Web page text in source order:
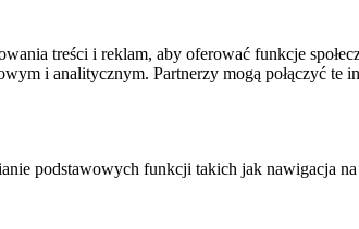
treści i reklam, aby oferować funkcje
i analitycznym. Partnerzy mogą połączyć
podstawowych funkcji takich jak nawigacja